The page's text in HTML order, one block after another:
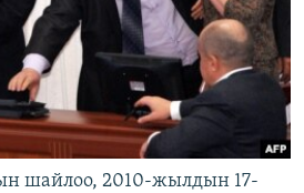
шайлоо, 2010-жылдын 17-